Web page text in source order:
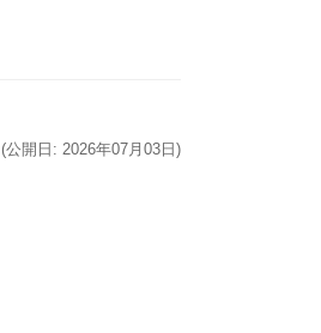
(公開日: 2026年07月03日)